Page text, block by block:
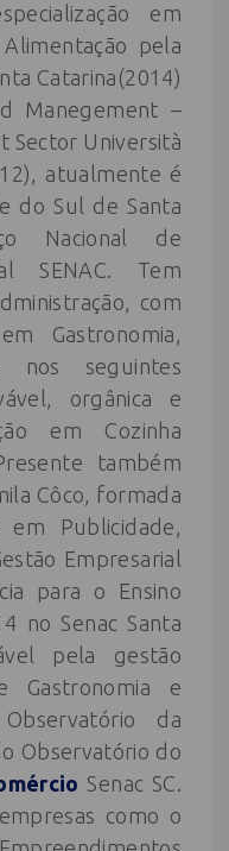
em
pela
Catarina(2014)
Manegement –
Sector Università
atualmente é
do Sul de Santa
Nacional de
SENAC. Tem
com
Gastronomia,
nos seguintes
orgânica e
em Cozinha
também
Côco, formada
Publicidade,
Empresarial
para o Ensino
no Senac Santa
pela gestão
Gastronomia e
da
Observatório do
Senac SC.
como o